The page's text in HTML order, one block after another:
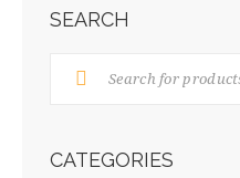
SEARCH
CATEGORIES